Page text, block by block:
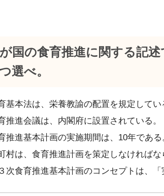
国の食育推進に関する記
選べ。
基本法は、栄養教諭の配置を規定してい
推進会議は、内閣府に設置されている。
推進基本計画の実施期間は、10年である
村は、食育推進計画を策定しなければな
次食育推進基本計画のコンセプトは、「